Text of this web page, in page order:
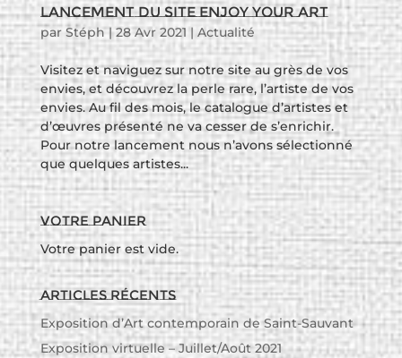
Lancement du site Enjoy Your Art
par Stéph|28 Avr 2021 | Actualité
Visitez et naviguez sur notre site au grès de vos
envies, et découvrez la perle rare, l’artiste de vos
envies. Au fil des mois, le catalogue d’artistes et
d’œuvres présenté ne va cesser de s’enrichir.
Pour notre lancement nous n’avons sélectionné
que quelques artistes...
Votre panier
Votre panier est vide.
Articles récents
Exposition d’Art contemporain de Saint-Sauvant
Exposition virtuelle – Juillet/Août 2021